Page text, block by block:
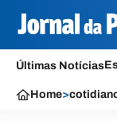
Últimas Notícias
Home>